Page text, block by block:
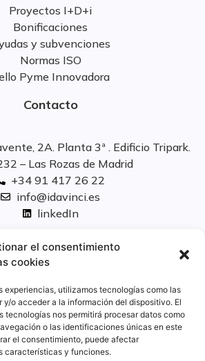
el consentimiento
cookies
experiencias, utilizamos tecnologías como las
o acceder a la información del dispositivo. El
tecnologías nos permitirá procesar datos como
o las identificaciones únicas en este
el consentimiento, puede afectar
características y funciones.
Proyectos I+D+i
Bonificaciones
y subvenciones
Normas ISO
Pyme Innovadora
Contacto
2A. Planta 3ª . Edificio Tripark.
– Las Rozas de Madrid
+34 91 417 26 22
info@idavinci.es
linkedIn
Políticas legales
Aviso Legal
Privacidad
Cookies
Innovación
y medio ambiente